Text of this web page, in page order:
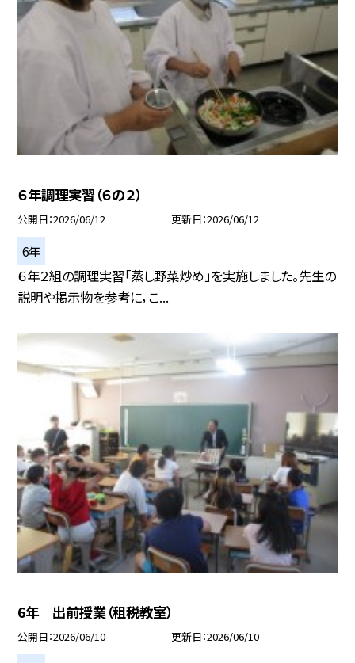
６年調理実習（６の２）
公開日 2026/06/12 更新日 2026/06/12
6年
６年２組の調理実習「蒸し野菜炒め」を実施しました。先生の
説明や掲示物を参考に，こ...
6年 出前授業（租税教室）
公開日 2026/06/10 更新日 2026/06/10